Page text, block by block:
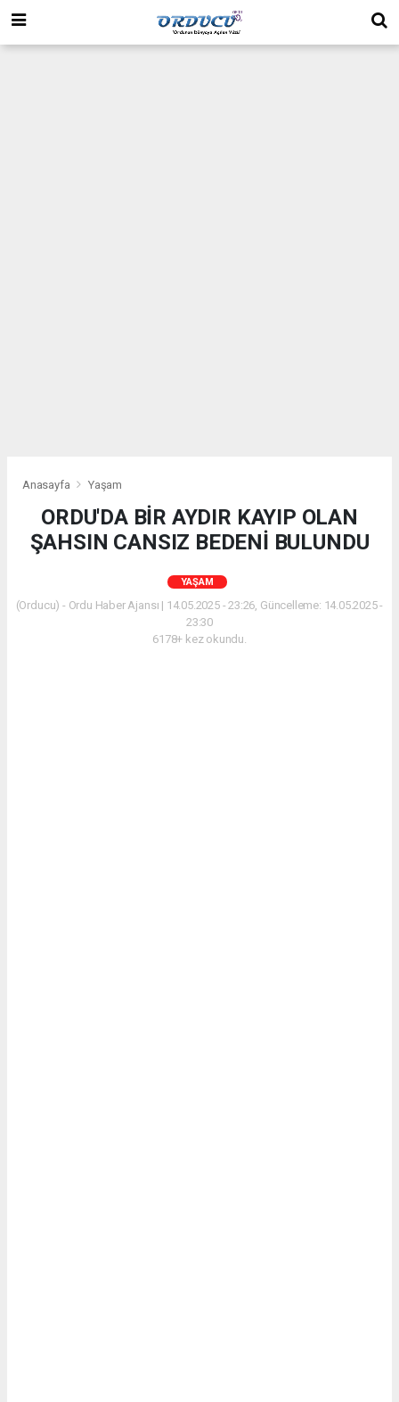
Anasayfa Yaşam
ORDU'DA BİR AYDIR KAYIP OLAN
ŞAHSIN CANSIZ BEDENİ BULUNDU
YAŞAM
(Orducu) - Ordu Haber Ajansı | 14.05.2025 - 23:26, Güncelleme: 14.05.2025 -
23:30
6178+ kez okundu.